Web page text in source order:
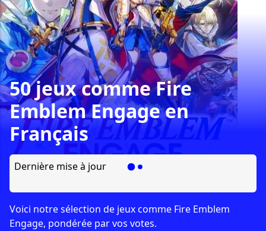
50 jeux comme Fire
Emblem Engage en
Français
Dernière mise à jour
Voici notre sélection de jeux comme Fire Emblem
Engage, pondérée par vos votes.